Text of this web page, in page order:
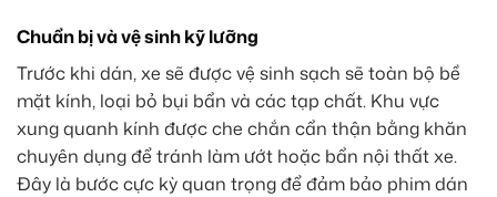
Chuẩn bị và vệ sinh kỹ lưỡng
Trước khi dán, xe sẽ được vệ sinh sạch sẽ toàn bộ bề
mặt kính, loại bỏ bụi bẩn và các tạp chất. Khu vực
xung quanh kính được che chắn cẩn thận bằng khăn
chuyên dụng để tránh làm ướt hoặc bẩn nội thất xe.
Đây là bước cực kỳ quan trọng để đảm bảo phim dán